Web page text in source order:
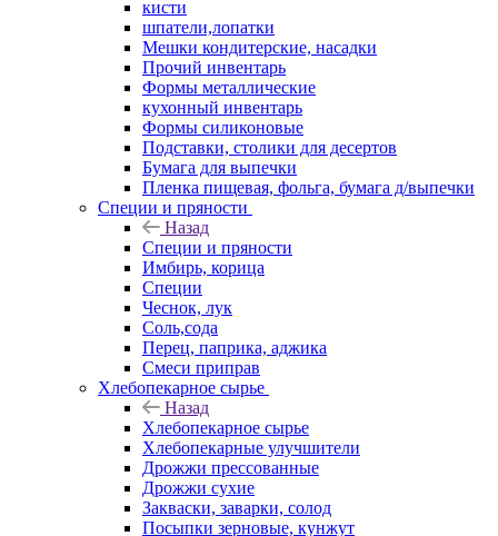
кисти
шпатели,лопатки
Мешки кондитерские, насадки
Прочий инвентарь
Формы металлические
кухонный инвентарь
Формы силиконовые
Подставки, столики для десертов
Бумага для выпечки
Пленка пищевая, фольга, бумага д/выпечки
Специи и пряности
Назад
Специи и пряности
Имбирь, корица
Специи
Чеснок, лук
Соль,сода
Перец, паприка, аджика
Смеси приправ
Хлебопекарное сырье
Назад
Хлебопекарное сырье
Хлебопекарные улучшители
Дрожжи прессованные
Дрожжи сухие
Закваски, заварки, солод
Посыпки зерновые, кунжут